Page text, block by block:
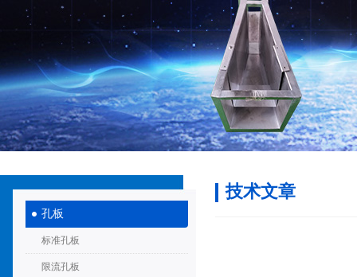
孔板
标准孔板
限流孔板
技术文章